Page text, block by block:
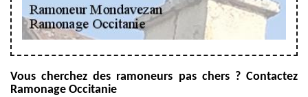
Vous cherchez des ramoneurs pas chers ? Contactez
Ramonage Occitanie